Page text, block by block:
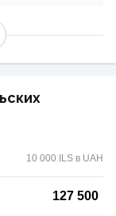
10 000 ILS в UAH
127 500